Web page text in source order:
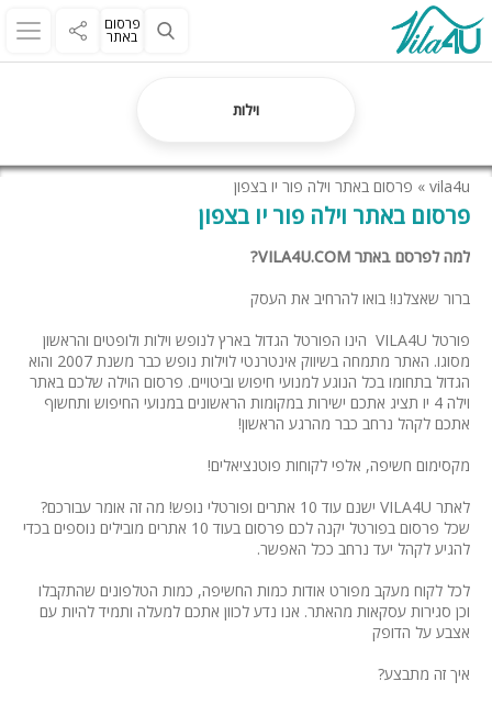
פרסום
באתר
וילות
vila4u
» פרסום באתר וילה פור יו בצפון
פרסום באתר וילה פור יו בצפון
למה לפרסם באתר VILA4U.COM?
ברור שאצלנו! בואו להרחיב את העסק
פורטל VILA4U הינו הפורטל הגדול בארץ לנופש וילות ולופטים והראשון
מסוגו. האתר מתמחה בשיווק אינטרנטי לוילות נופש כבר משנת 2007 והוא
הגדול בתחומו בכל הנוגע למנועי חיפוש וביטויים. פרסום הוילה שלכם באתר
וילה 4 יו תציג אתכם ישירות במקומות הראשונים במנועי החיפוש ותחשוף
אתכם לקהל נרחב כבר מהרגע הראשון!
מקסימום חשיפה, אלפי לקוחות פוטנציאלים!
לאתר VILA4U ישנם עוד 10 אתרים ופורטלי נופש! מה זה אומר עבורכם?
שכל פרסום בפורטל יקנה לכם פרסום בעוד 10 אתרים מובילים נוספים בכדי
להגיע לקהל יעד נרחב ככל האפשר.
לכל לקוח מעקב מפורט אודות כמות החשיפה, כמות הטלפונים שהתקבלו
וכן סגירות עסקאות מהאתר. אנו נדע לכוון אתכם למעלה ותמיד להיות עם
אצבע על הדופק
איך זה מתבצע?